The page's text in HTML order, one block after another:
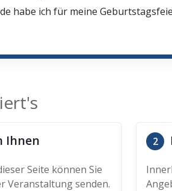
habe ich für meine
Ihnen
Seite können Sie
Veranstaltung senden.
2